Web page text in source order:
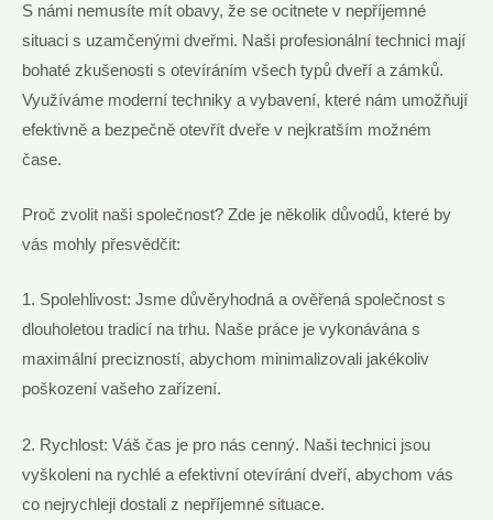
S námi nemusíte mít obavy, že se ocitnete v nepříjemné
situaci s uzamčenými dveřmi. Naši profesionální technici mají
bohaté zkušenosti s otevíráním všech typů dveří a zámků.
Využíváme moderní techniky a vybavení, které nám umožňují
efektivně a bezpečně otevřít dveře v nejkratším možném
čase.
Proč zvolit naši společnost? Zde je několik důvodů, které by
vás mohly přesvědčit:
1. Spolehlivost: Jsme důvěryhodná a ověřená společnost s
dlouholetou tradicí na trhu. Naše práce je vykonávána s
maximální precizností, abychom minimalizovali jakékoliv
poškození vašeho zařízení.
2. Rychlost: Váš čas je pro nás cenný. Naši technici jsou
vyškoleni na rychlé a efektivní otevírání dveří, abychom vás
co nejrychleji dostali z nepříjemné situace.